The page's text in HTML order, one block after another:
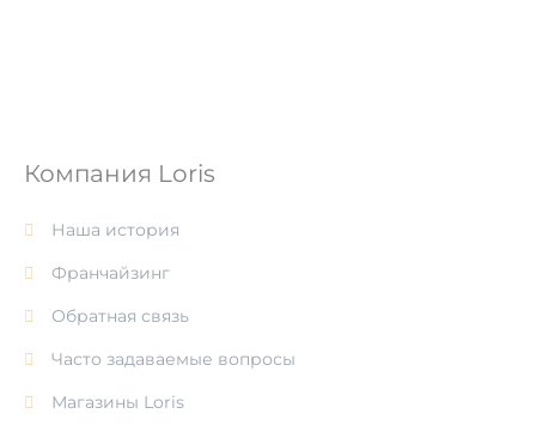
Компания Loris
Наша история
Франчайзинг
Обратная связь
Часто задаваемые вопросы
Магазины Loris